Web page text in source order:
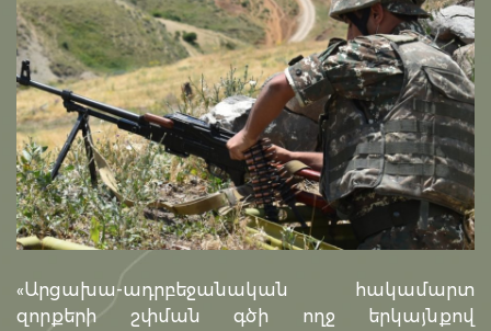
«Արցախա-ադրբեջանական հակամարտ
զորքերի շփման գծի ողջ երկայնքով